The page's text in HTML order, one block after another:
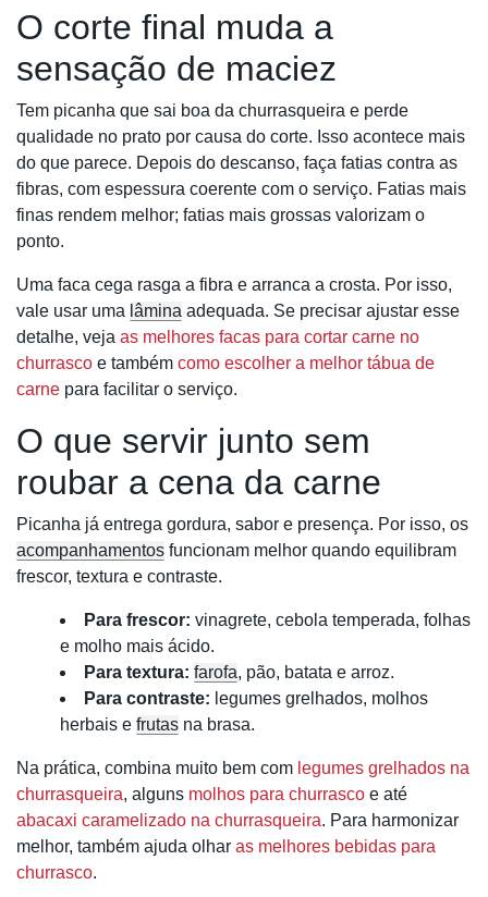
O corte final muda a
sensação de maciez
Tem picanha que sai boa da churrasqueira e perde
qualidade no prato por causa do corte. Isso acontece mais
do que parece. Depois do descanso, faça fatias contra as
fibras, com espessura coerente com o serviço. Fatias mais
finas rendem melhor; fatias mais grossas valorizam o
ponto.
Uma faca cega rasga a fibra e arranca a crosta. Por isso,
vale usar uma lâmina adequada. Se precisar ajustar esse
detalhe, veja as melhores facas para cortar carne no
churrasco e também como escolher a melhor tábua de
carne para facilitar o serviço.
O que servir junto sem
roubar a cena da carne
Picanha já entrega gordura, sabor e presença. Por isso, os
acompanhamentos funcionam melhor quando equilibram
frescor, textura e contraste.
Para frescor: vinagrete, cebola temperada, folhas
e molho mais ácido.
Para textura: farofa, pão, batata e arroz.
Para contraste: legumes grelhados, molhos
herbais e frutas na brasa.
Na prática, combina muito bem com legumes grelhados na
churrasqueira, alguns molhos para churrasco e até
abacaxi caramelizado na churrasqueira. Para harmonizar
melhor, também ajuda olhar as melhores bebidas para
churrasco.